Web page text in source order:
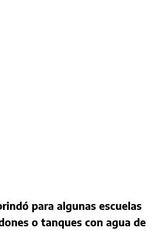
para algunas escuelas
o tanques con agua de